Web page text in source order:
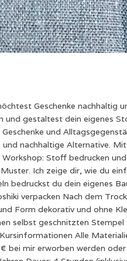
Geschenke nachhaltig
und gestaltest dein eigenes
und
nachhaltige Alternative.
Workshop: Stoff bedrucken
Ich zeige dir, wie du
bedruckst du dein eigenes
verpacken Nach dem
Form dekorativ und ohne
selbst geschnitzten Stempel
Alle
bei mir erworben werden